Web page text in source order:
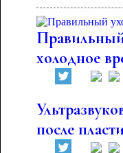
холодное
после